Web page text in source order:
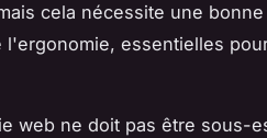
cela nécessite une
essentielles
web ne doit pas être sous-